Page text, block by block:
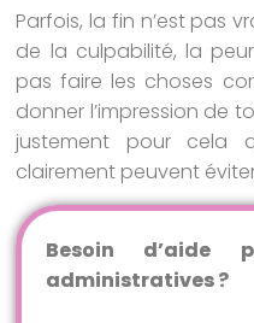
Parfois, la fin n’est pas
de la culpabilité, la
pas faire les choses
donner l’impression de
justement pour cela
clairement peuvent
Besoin d’aide
administratives ?